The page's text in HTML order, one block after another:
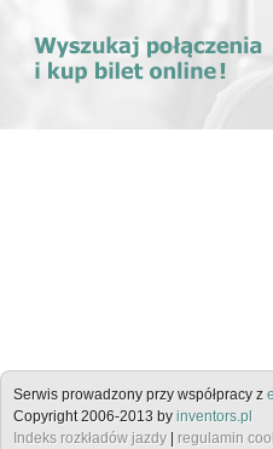
Serwis prowadzony przy współpracy z
Copyright 2006-2013 by inventors.pl
Indeks rozkładów jazdy | regulamin